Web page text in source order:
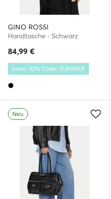
GINO ROSSI
Handtasche · Schwarz
84,99 €
extra -10% Code: SUMMER
Neu